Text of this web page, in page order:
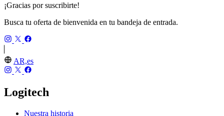
¡Gracias por suscribirte!
Busca tu oferta de bienvenida en tu bandeja de entrada.
AR,es
Logitech
Nuestra historia